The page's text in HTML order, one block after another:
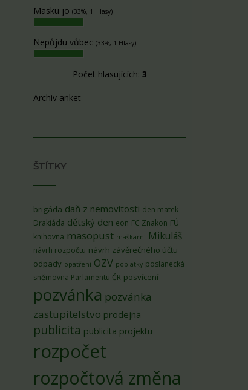
Masku jo (33%, 1 Hlasy)
Nepůjdu vůbec (33%, 1 Hlasy)
Počet hlasujících: 3
Archiv anket
ŠTÍTKY
brigáda daň z nemovitosti den matek
Drakiáda dětský den eon FC Znakon FÚ
knihovna masopust maškarní Mikuláš
návrh rozpočtu návrh závěrečného účtu
odpady opatření OZV poplatky poslanecká
sněmovna Parlamentu ČR posvícení
pozvánka pozvánka
zastupitelstvo prodejna
publicita publicita projektu
rozpočet
rozpočtová změna